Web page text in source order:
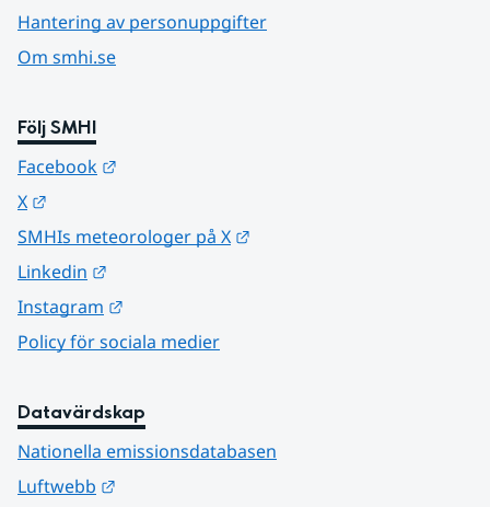
Hantering av personuppgifter
Om smhi.se
Följ SMHI
Facebook
X
SMHIs meteorologer på X
Linkedin
Instagram
Policy för sociala medier
Datavärdskap
Nationella emissionsdatabasen
Luftwebb